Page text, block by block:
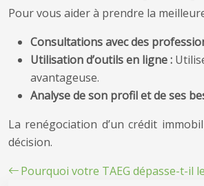
Pour vous aider à prendre la
Consultations avec des
Utilisation d’outils en ligne :
avantageuse.
Analyse de son profil et de ses
La renégociation d’un crédit
décision.
Pourquoi votre TAEG dépasse-t-il